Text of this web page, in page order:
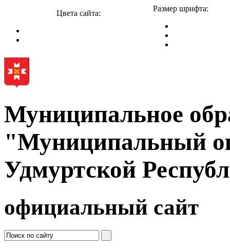
Цвета сайта:
Размер шрифта:
Муниципальное
"Муниципальный
Удмуртской
официальный сайт